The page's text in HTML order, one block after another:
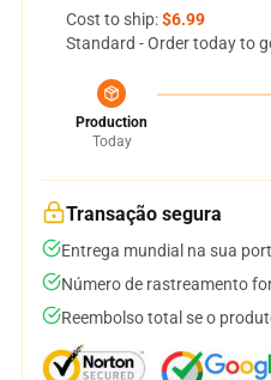
Cost to ship:$6.99
Standard - Order today to
Production
Today
Transação segura
Entrega mundial na sua
Número de rastreamento
Reembolso total se o